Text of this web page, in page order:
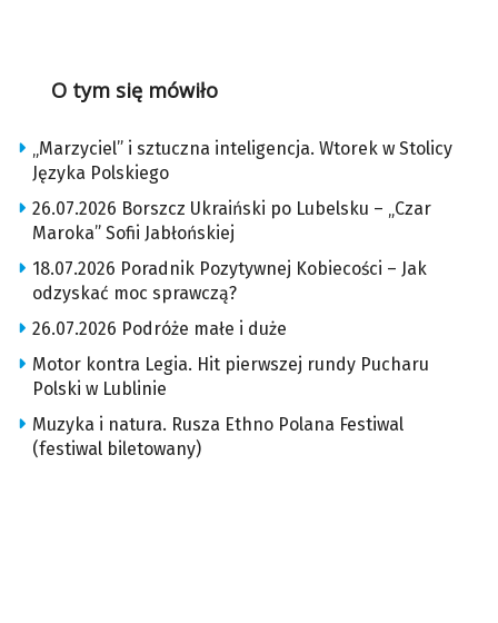
O tym się mówiło
„Marzyciel” i sztuczna inteligencja. Wtorek w Stolicy
Języka Polskiego
26.07.2026 Borszcz Ukraiński po Lubelsku – „Czar
Maroka” Sofii Jabłońskiej
18.07.2026 Poradnik Pozytywnej Kobiecości – Jak
odzyskać moc sprawczą?
26.07.2026 Podróże małe i duże
Motor kontra Legia. Hit pierwszej rundy Pucharu
Polski w Lublinie
Muzyka i natura. Rusza Ethno Polana Festiwal
(festiwal biletowany)